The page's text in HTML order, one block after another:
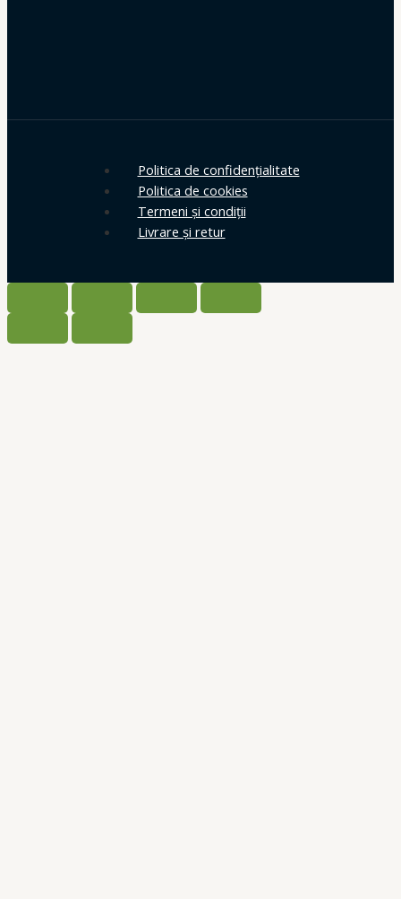
Politica de confidențialitate
Politica de cookies
Termeni și condiții
Livrare și retur